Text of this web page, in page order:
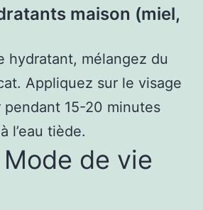
maison (miel,
hydratant, mélangez du
Appliquez sur le visage
pendant 15-20 minutes
l’eau tiède.
de vie